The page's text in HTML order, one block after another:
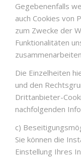
Gegebenenfalls
auch Cookies von
zum Zwecke der
Funktionalitäten
Die Einzelheiten
und den
Drittanbieter-
nachfolgenden
c)
Sie können die
Einstellung Ihres